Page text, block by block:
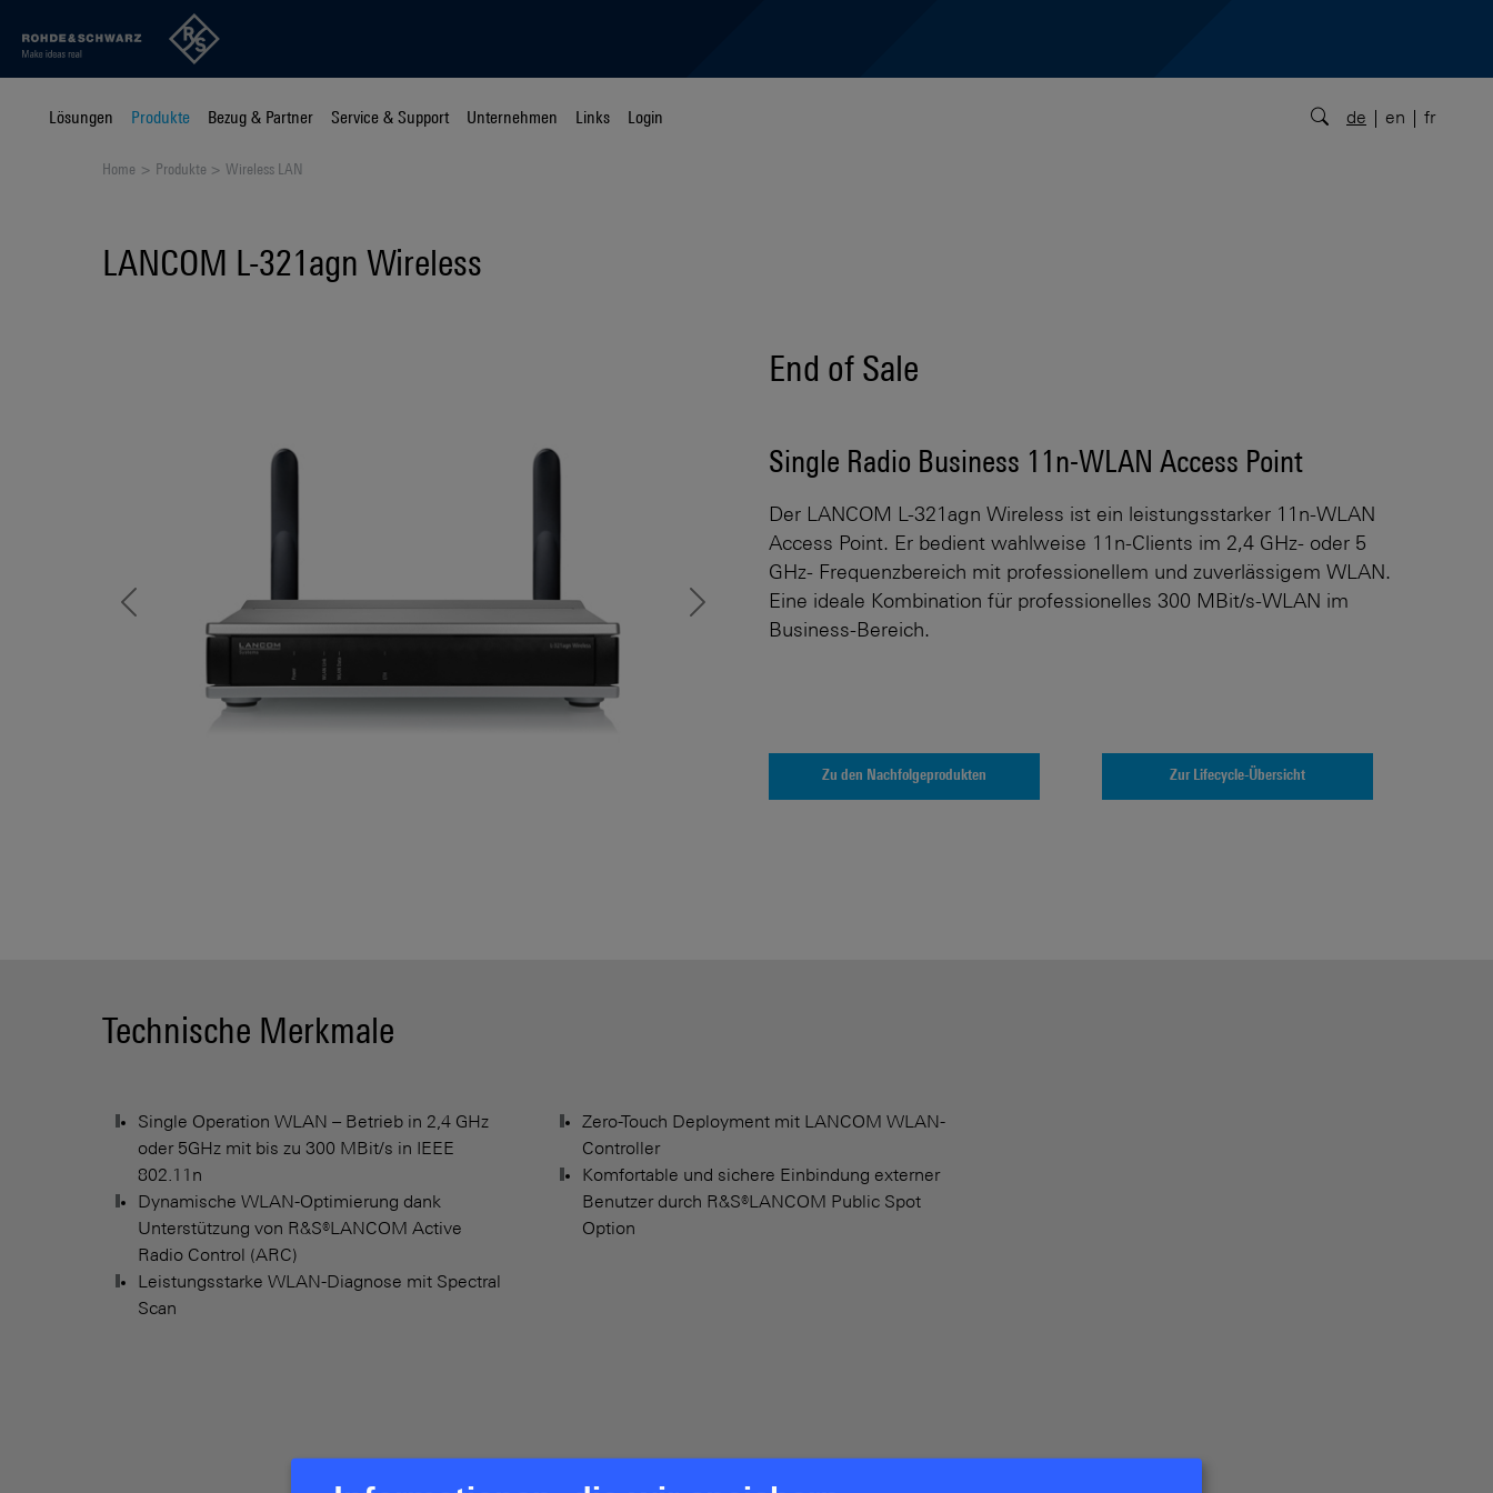
Lösungen Produkte Bezug & Partner Service & Support Unternehmen Links Login de en fr
Home Produkte Wireless LAN
LANCOM L-321agn Wireless
Previous Next
End of Sale
Single Radio Business 11n-WLAN Access Point
Der LANCOM L-321agn Wireless ist ein leistungsstarker 11n-WLAN
Access Point. Er bedient wahlweise 11n-Clients im 2,4 GHz- oder 5
GHz- Frequenzbereich mit professionellem und zuverlässigem WLAN.
Eine ideale Kombination für professionelles 300 MBit/s-WLAN im
Business-Bereich.
Zu den Nachfolgeprodukten Zur Lifecycle-Übersicht
Technische Merkmale
Single Operation WLAN – Betrieb in 2,4 GHz
oder 5GHz mit bis zu 300 MBit/s in IEEE
802.11n
Dynamische WLAN-Optimierung dank
Unterstützung von R&S®LANCOM Active
Radio Control (ARC)
Leistungsstarke WLAN-Diagnose mit Spectral
Scan
Zero-Touch Deployment mit LANCOM WLAN-
Controller
Komfortable und sichere Einbindung externer
Benutzer durch R&S®LANCOM Public Spot
Option